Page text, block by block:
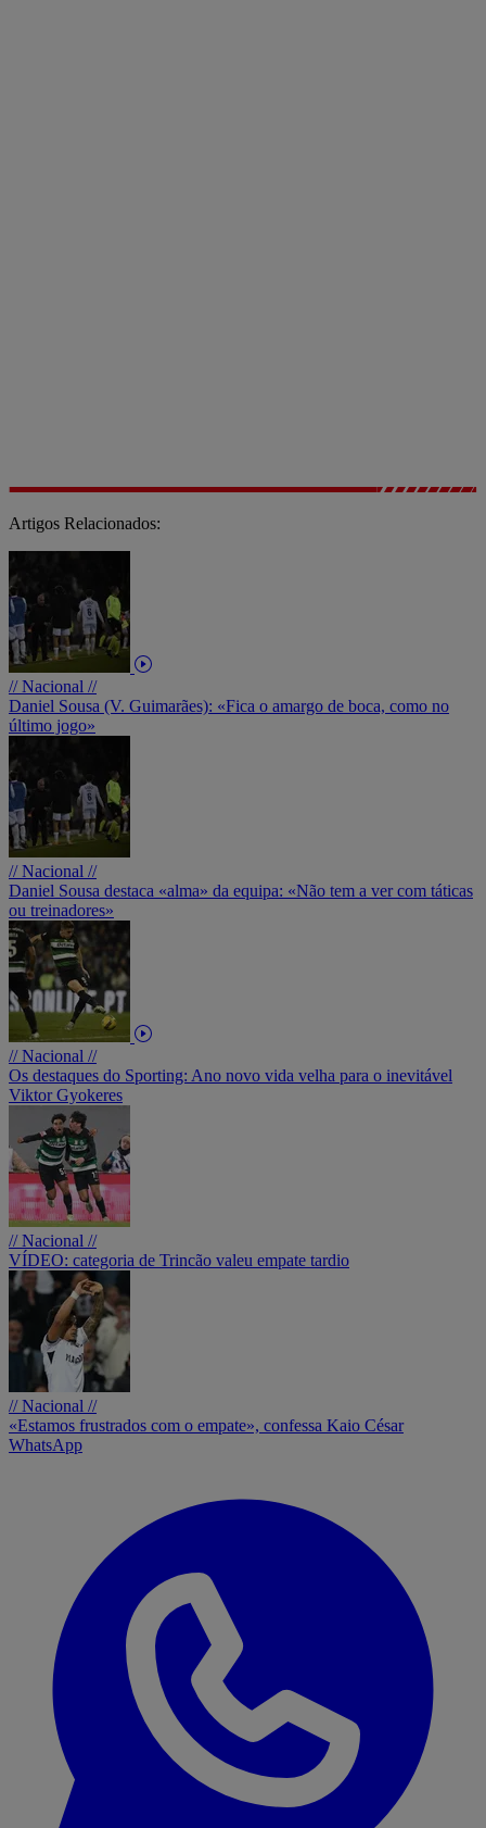
Artigos Relacionados:
// Nacional //
Daniel Sousa (V. Guimarães): «Fica o amargo de boca, como no
último jogo»
// Nacional //
Daniel Sousa destaca «alma» da equipa: «Não tem a ver com táticas
ou treinadores»
// Nacional //
Os destaques do Sporting: Ano novo vida velha para o inevitável
Viktor Gyokeres
// Nacional //
VÍDEO: categoria de Trincão valeu empate tardio
// Nacional //
«Estamos frustrados com o empate», confessa Kaio César
WhatsApp